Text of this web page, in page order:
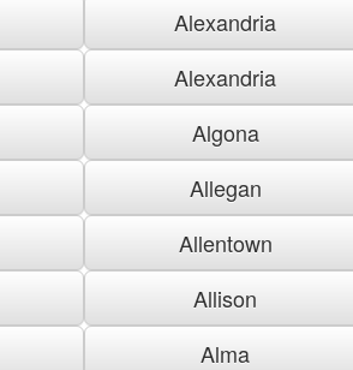
Alexandria
Alexandria
Algona
Allegan
Allentown
Allison
Alma